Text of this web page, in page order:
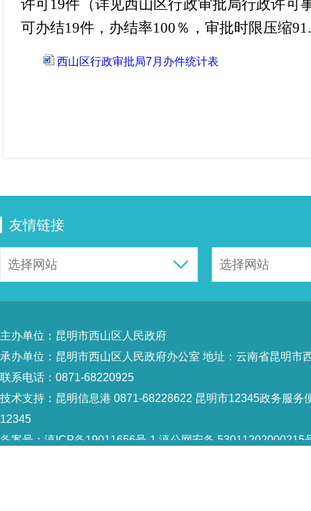
许可19件（详见西山区行政审批局行政许可
可办结19件，办结率100％，审批时限压缩
西山区行政审批局7月办件统计表
友情链接
主办单位：昆明市西山区人民政府
承办单位：昆明市西山区人民政府办公室 地址：云南省昆明市
联系电话：0871-68220925
技术支持： 昆明信息港 0871-68228622 昆明市12345政务服务
12345
备案号： 滇ICP备19011656号-1 滇公网安备 53011202000215